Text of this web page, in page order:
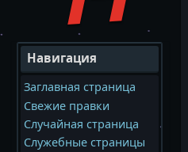
Навигация
Заглавная страница
Свежие правки
Случайная страница
Служебные страницы